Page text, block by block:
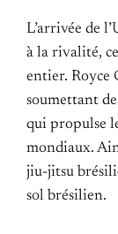
L’arrivée de
à la rivalité,
entier. Royce
soumettant
qui propulse
mondiaux.
jiu-jitsu
sol brésilien.